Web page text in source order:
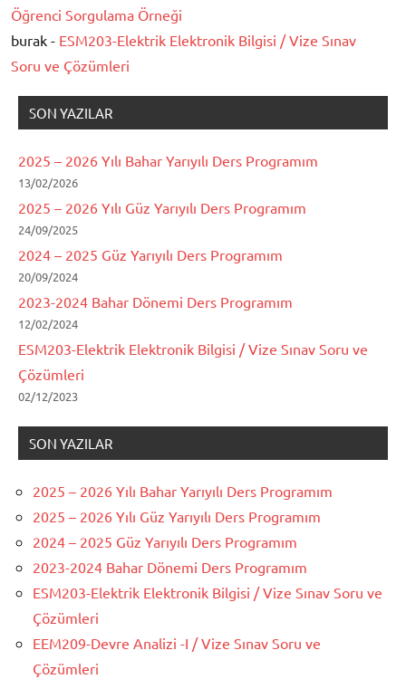
Öğrenci Sorgulama Örneği
burak - ESM203-Elektrik Elektronik Bilgisi / Vize Sınav
Soru ve Çözümleri
SON YAZILAR
2025 – 2026 Yılı Bahar Yarıyılı Ders Programım
13/02/2026
2025 – 2026 Yılı Güz Yarıyılı Ders Programım
24/09/2025
2024 – 2025 Güz Yarıyılı Ders Programım
20/09/2024
2023-2024 Bahar Dönemi Ders Programım
12/02/2024
ESM203-Elektrik Elektronik Bilgisi / Vize Sınav Soru ve
Çözümleri
02/12/2023
SON YAZILAR
2025 – 2026 Yılı Bahar Yarıyılı Ders Programım
2025 – 2026 Yılı Güz Yarıyılı Ders Programım
2024 – 2025 Güz Yarıyılı Ders Programım
2023-2024 Bahar Dönemi Ders Programım
ESM203-Elektrik Elektronik Bilgisi / Vize Sınav Soru ve
Çözümleri
EEM209-Devre Analizi -I / Vize Sınav Soru ve
Çözümleri